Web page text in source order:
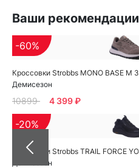
Ваши рекомендации
Кроссовки Strobbs MONO BASE M
Демисезон
-60%
10899 4 399 ₽
Кроссовки Strobbs TRAIL FORCE
Демисезон
-20%